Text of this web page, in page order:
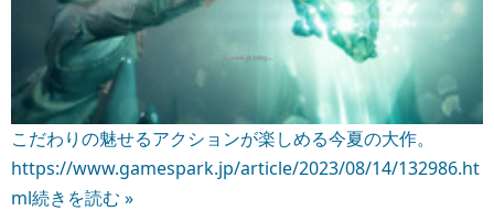
こだわりの魅せるアクションが楽しめる今夏の大作。
https://www.gamespark.jp/article/2023/08/14/132986.ht
ml続きを読む »